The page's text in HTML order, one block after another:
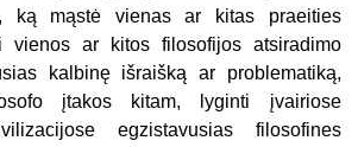
ką mąstė vienas ar kitas praeities
vienos ar kitos filosofijos atsiradimo
kalbinę išraišką ar problematiką,
įtakos kitam, lyginti įvairiose
egzistavusias filosofines